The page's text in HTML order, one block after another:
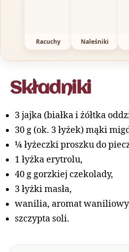
Racuchy Naleśniki
Składniki
3 jajka (białka i żółtka
30 g (ok. 3 łyżek) mąki
¼ łyżeczki proszku do
1 łyżka erytrolu,
40 g gorzkiej czekolady,
3 łyżki masła,
wanilia, aromat
szczypta soli.